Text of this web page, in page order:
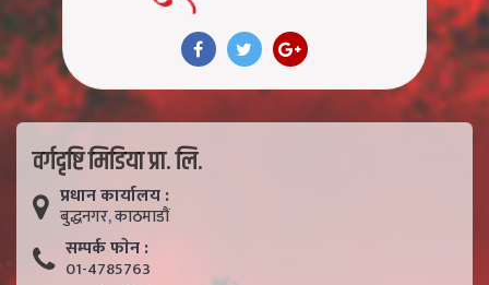
वर्गदृष्टि मिडिया प्रा. लि.
प्रधान कार्यालय :
बुद्धनगर, काठमाडाैं
सम्पर्क फाेन :
01-4785763